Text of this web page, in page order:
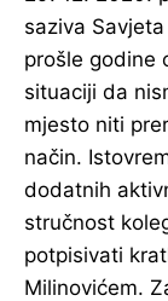
saziva
prošle godine
situaciji da
mjesto niti
način.
dodatnih
stručnost
potpisivati
Milinovićem.